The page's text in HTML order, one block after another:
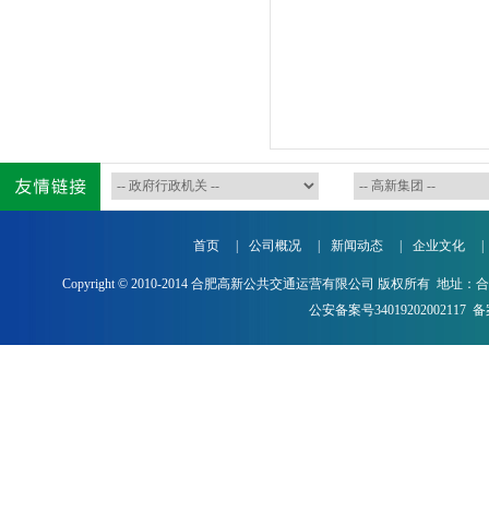
首页 公司概况 新闻动态 企业文化
Copyright © 2010-2014 合肥高新公共交通运营有限公司 版权所有 地址：
公安备案号34019202002117 备